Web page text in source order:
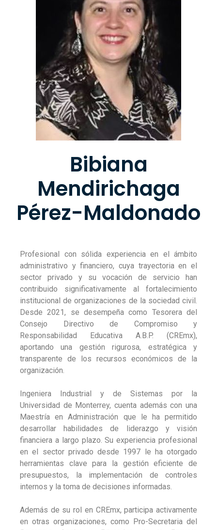
Bibiana
Mendirichaga
Pérez-Maldonado
Profesional con sólida experiencia en el ámbito
administrativo y financiero, cuya trayectoria en el
sector privado y su vocación de servicio han
contribuido significativamente al fortalecimiento
institucional de organizaciones de la sociedad civil.
Desde 2021, se desempeña como Tesorera del
Consejo Directivo de Compromiso y
Responsabilidad Educativa A.B.P. (CREmx),
aportando una gestión rigurosa, estratégica y
transparente de los recursos económicos de la
organización.
Ingeniera Industrial y de Sistemas por la
Universidad de Monterrey, cuenta además con una
Maestría en Administración que le ha permitido
desarrollar habilidades de liderazgo y visión
financiera a largo plazo. Su experiencia profesional
en el sector privado desde 1997 le ha otorgado
herramientas clave para la gestión eficiente de
presupuestos, la implementación de controles
internos y la toma de decisiones informadas.
Además de su rol en CREmx, participa activamente
en otras organizaciones, como Pro-Secretaria del